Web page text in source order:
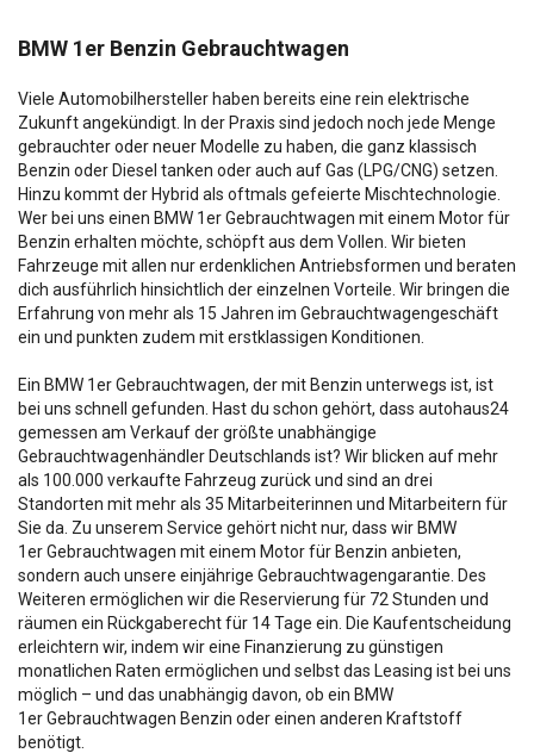
BMW 1er Benzin Gebrauchtwagen
Viele Automobilhersteller haben bereits eine rein elektrische
Zukunft angekündigt. In der Praxis sind jedoch noch jede Menge
gebrauchter oder neuer Modelle zu haben, die ganz klassisch
Benzin oder Diesel tanken oder auch auf Gas (LPG/CNG) setzen.
Hinzu kommt der Hybrid als oftmals gefeierte Mischtechnologie.
Wer bei uns einen BMW 1er Gebrauchtwagen mit einem Motor für
Benzin erhalten möchte, schöpft aus dem Vollen. Wir bieten
Fahrzeuge mit allen nur erdenklichen Antriebsformen und beraten
dich ausführlich hinsichtlich der einzelnen Vorteile. Wir bringen die
Erfahrung von mehr als 15 Jahren im Gebrauchtwagengeschäft
ein und punkten zudem mit erstklassigen Konditionen.
Ein BMW 1er Gebrauchtwagen, der mit Benzin unterwegs ist, ist
bei uns schnell gefunden. Hast du schon gehört, dass autohaus24
gemessen am Verkauf der größte unabhängige
Gebrauchtwagenhändler Deutschlands ist? Wir blicken auf mehr
als 100.000 verkaufte Fahrzeug zurück und sind an drei
Standorten mit mehr als 35 Mitarbeiterinnen und Mitarbeitern für
Sie da. Zu unserem Service gehört nicht nur, dass wir BMW
1er Gebrauchtwagen mit einem Motor für Benzin anbieten,
sondern auch unsere einjährige Gebrauchtwagengarantie. Des
Weiteren ermöglichen wir die Reservierung für 72 Stunden und
räumen ein Rückgaberecht für 14 Tage ein. Die Kaufentscheidung
erleichtern wir, indem wir eine Finanzierung zu günstigen
monatlichen Raten ermöglichen und selbst das Leasing ist bei uns
möglich – und das unabhängig davon, ob ein BMW
1er Gebrauchtwagen Benzin oder einen anderen Kraftstoff
benötigt.